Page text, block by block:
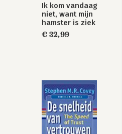
Ik kom vandaag
niet, want mijn
hamster is ziek
€ 32,99